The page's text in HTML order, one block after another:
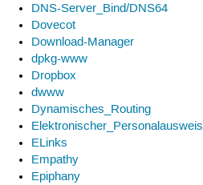
DNS-Server_Bind/DNS64
Dovecot
Download-Manager
dpkg-www
Dropbox
dwww
Dynamisches_Routing
Elektronischer_Personalausweis
ELinks
Empathy
Epiphany